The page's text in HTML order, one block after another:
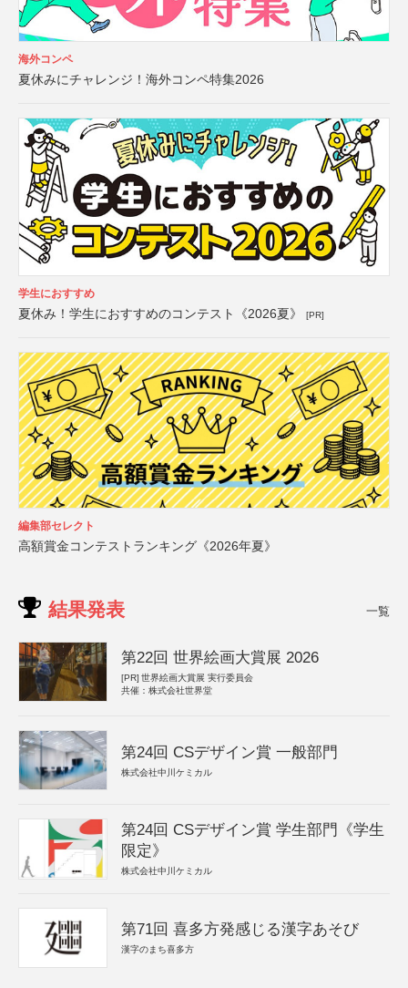
海外コンペ
夏休みにチャレンジ！海外コンペ特集2026
学生におすすめ
夏休み！学生におすすめのコンテスト《2026夏》 [PR]
編集部セレクト
高額賞金コンテストランキング《2026年夏》
結果発表 一覧
第22回 世界絵画大賞展 2026
[PR] 世界絵画大賞展 実行委員会
共催：株式会社世界堂
第24回 CSデザイン賞 一般部門
株式会社中川ケミカル
第24回 CSデザイン賞 学生部門《学生
限定》
株式会社中川ケミカル
第71回 喜多方発感じる漢字あそび
漢字のまち喜多方